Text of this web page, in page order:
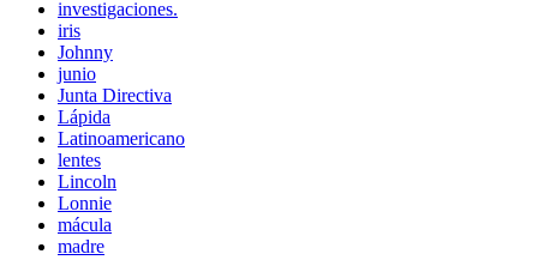
investigaciones.
iris
Johnny
junio
Junta Directiva
Lápida
Latinoamericano
lentes
Lincoln
Lonnie
mácula
madre